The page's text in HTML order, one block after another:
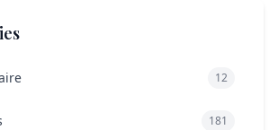
12
181